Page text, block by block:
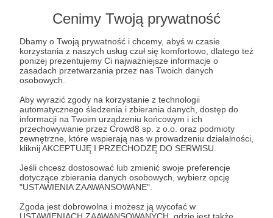
Cenimy Twoją prywatność
Dbamy o Twoją prywatność i chcemy, abyś w czasie
korzystania z naszych usług czuł się komfortowo, dlatego też
poniżej prezentujemy Ci najważniejsze informacje o
zasadach przetwarzania przez nas Twoich danych
osobowych.
Aby wyrazić zgody na korzystanie z technologii
automatycznego śledzenia i zbierania danych, dostęp do
informacji na Twoim urządzeniu końcowym i ich
przechowywanie przez Crowd8 sp. z o.o. oraz podmioty
zewnętrzne, które wspierają nas w prowadzeniu działalności,
kliknij AKCEPTUJĘ I PRZECHODZĘ DO SERWISU.
Jeśli chcesz dostosować lub zmienić swoje preferencje
dotyczące zbierania danych osobowych, wybierz opcję
"USTAWIENIA ZAAWANSOWANE".
Zgoda jest dobrowolna i możesz ją wycofać w
Dołącz do grona Patronów!
Wesprzyj działalność AutoraKrzysztof Jakubowski
już teraz!